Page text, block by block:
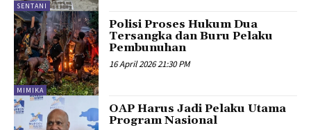
SENTANI
MIMIKA
Polisi Proses Hukum Dua
Tersangka dan Buru Pelaku
Pembunuhan
16 April 2026 21:30 PM
OAP Harus Jadi Pelaku Utama
Program Nasional